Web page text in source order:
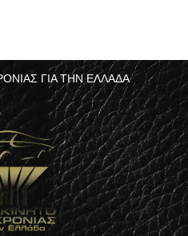
ΓΙΑ ΤΗΝ ΕΛΛΑΔΑ